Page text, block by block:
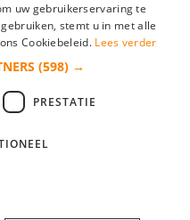
uw gebruikerservaring te
stemt u in met alle
Cookiebeleid. Lees verder
(598) →
PRESTATIE